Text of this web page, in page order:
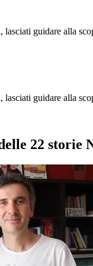
guidare alla
guidare alla
22 storie